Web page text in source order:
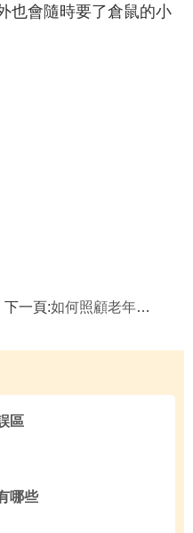
也會隨時要了倉鼠的小
下一頁:如何照顧老年毛跖鼠,怎麼訓練毛跖鼠寶寶玩毛跖鼠球
區
哪些